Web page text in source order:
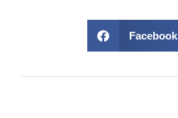
Facebook